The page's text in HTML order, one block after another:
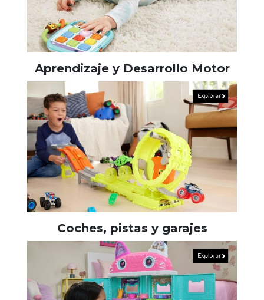
Aprendizaje y Desarrollo Motor
Coches, pistas y garajes